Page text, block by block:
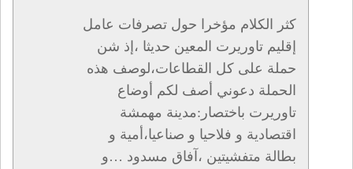
كثر الكلام مؤخرا حول تصرفات عامل
إقليم تاوريرت المعين حديثا ،إذ شن
حملة على كل القطاعات،لوصف هذه
الحملة دعوني أصف لكم أوضاع
تاوريرت باختصار:مدينة مهمشة
اقتصادية و فلاحيا و صناعيا،أمية و
بطالة متفشيتين ،آفاق مسدود …و